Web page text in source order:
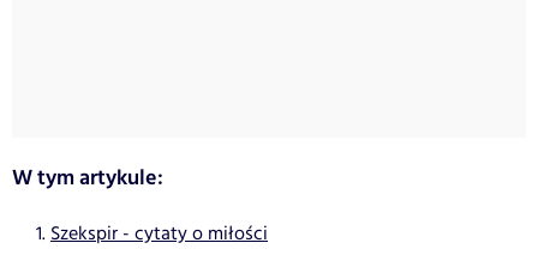
W tym artykule:
Szekspir - cytaty o miłości